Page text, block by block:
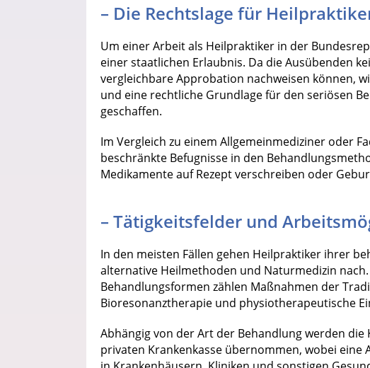
– Die Rechtslage für
Um einer Arbeit als Heilpraktiker in der
einer staatlichen Erlaubnis. Da die Ausübenden
vergleichbare Approbation nachweisen können,
und eine rechtliche Grundlage für den seriösen
geschaffen.
Im Vergleich zu einem Allgemeinmediziner oder
beschränkte Befugnisse in den
Medikamente auf Rezept verschreiben oder
– Tätigkeitsfelder und
In den meisten Fällen gehen Heilpraktiker ihrer
alternative Heilmethoden und Naturmedizin
Behandlungsformen zählen Maßnahmen der
Bioresonanztherapie und physiotherapeutische
Abhängig von der Art der Behandlung werden
privaten Krankenkasse übernommen, wobei eine